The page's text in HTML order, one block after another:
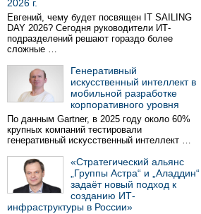
2026 г.
Евгений, чему будет посвящен IT SAILING
DAY 2026? Сегодня руководители ИТ-
подразделений решают гораздо более
сложные …
Генеративный
искусственный интеллект в
мобильной разработке
корпоративного уровня
По данным Gartner, в 2025 году около 60%
крупных компаний тестировали
генеративный искусственный интеллект …
«Стратегический альянс
„Группы Астра“ и „Аладдин“
задаёт новый подход к
созданию ИТ-
инфраструктуры в России»